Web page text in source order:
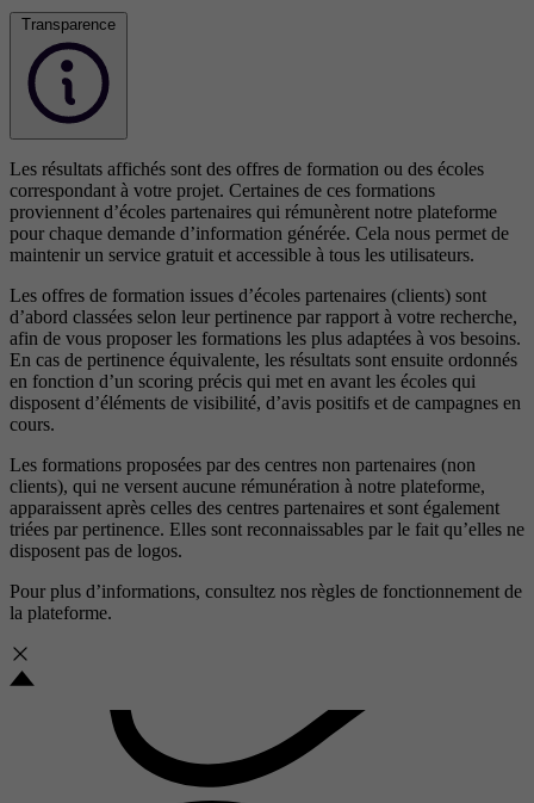
Transparence
Les résultats affichés sont des offres de formation ou des écoles
correspondant à votre projet. Certaines de ces formations
proviennent d’écoles partenaires qui rémunèrent notre plateforme
pour chaque demande d’information générée. Cela nous permet de
maintenir un service gratuit et accessible à tous les utilisateurs.
Les offres de formation issues d’écoles partenaires (clients) sont
d’abord classées selon leur pertinence par rapport à votre recherche,
afin de vous proposer les formations les plus adaptées à vos besoins.
En cas de pertinence équivalente, les résultats sont ensuite ordonnés
en fonction d’un scoring précis qui met en avant les écoles qui
disposent d’éléments de visibilité, d’avis positifs et de campagnes en
cours.
Les formations proposées par des centres non partenaires (non
clients), qui ne versent aucune rémunération à notre plateforme,
apparaissent après celles des centres partenaires et sont également
triées par pertinence. Elles sont reconnaissables par le fait qu’elles ne
disposent pas de logos.
Pour plus d’informations, consultez nos règles de fonctionnement de
la plateforme.